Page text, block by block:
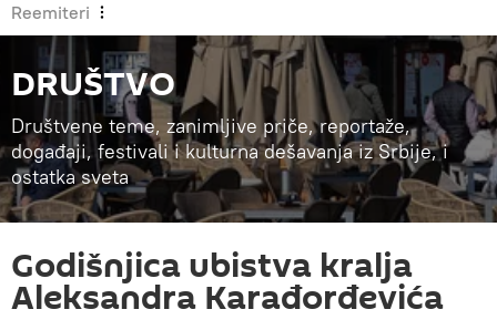
Reemiteri
DRUŠTVO
Društvene teme, zanimljive priče, reportaže,
događaji, festivali i kulturna dešavanja iz Srbije, i
ostatka sveta
Godišnjica ubistva kralja
Aleksandra Karađorđevića